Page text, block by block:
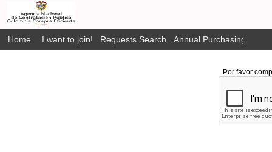
Home I want to join! Requests Search Annual Purchasing Plan
Por favor